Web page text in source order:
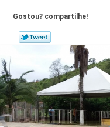
Gostou? compartilhe!